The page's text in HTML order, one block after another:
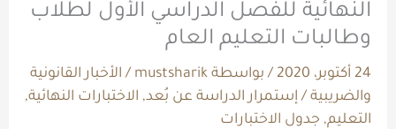
النهائية للفصل الدراسي الأول لطلاب
وطالبات التعليم العام
24 أكتوبر، 2020 / بواسطة mustsharik
/ الأخبار القانونية
والضريبية/ إستمرار الدراسة عن بُعد, الاختبارات النهائية,
التعليم, جدول الاختبارات